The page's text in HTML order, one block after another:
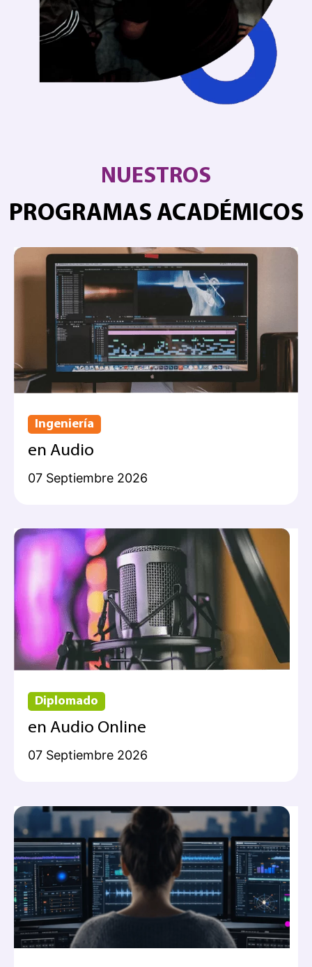
NUESTROS
PROGRAMAS ACADÉMICOS
Ingeniería
en Audio
07 Septiembre 2026
Diplomado
en Audio Online
07 Septiembre 2026